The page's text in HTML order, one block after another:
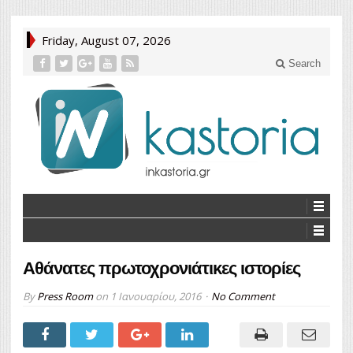
Friday, August 07, 2026
Search
Αθάνατες πρωτοχρονιάτικες ιστορίες
ByPress Roomon 1 Ιανουαρίου, 2016 No Comment